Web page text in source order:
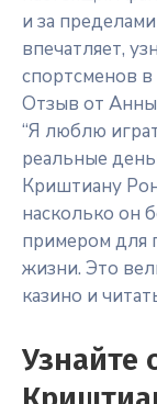
и за
впечатляет,
спортсменов в
Отзыв от
“Я люблю
реальные
Криштиану
насколько он
примером для
жизни. Это
казино и
Узнайте